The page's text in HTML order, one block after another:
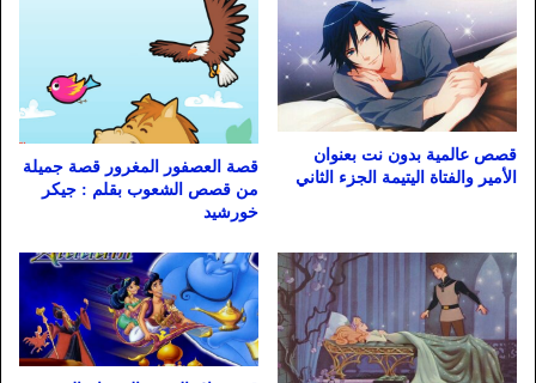
قصص عالمية بدون نت بعنوان
الأمير والفتاة اليتيمة الجزء الثاني
قصة العصفور المغرور قصة جميلة
من قصص الشعوب بقلم : جيكر
خورشيد